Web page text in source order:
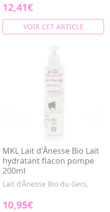
12,41€
VOIR CET ARTICLE
MKL Lait d'Ânesse Bio Lait
hydratant flacon pompe
200ml
Lait d'Ânesse Bio du Gers.
10,95€